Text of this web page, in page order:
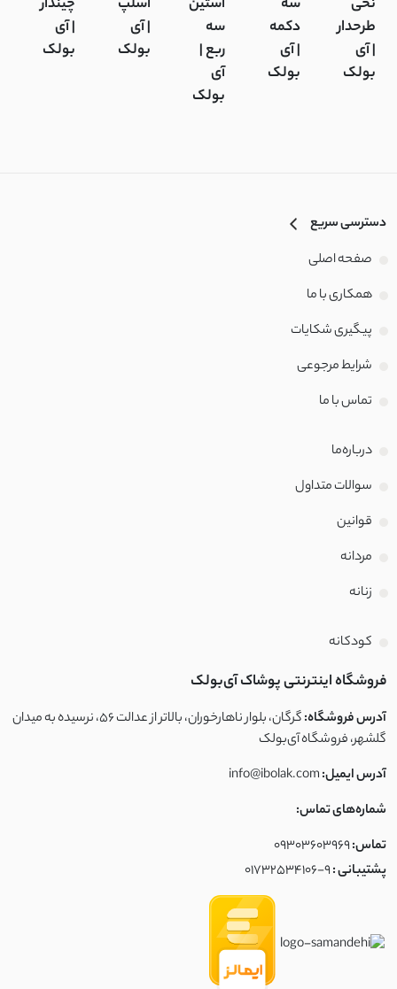
نخی
طرحدار
| آی
بولک
سه
دکمه
| آی
بولک
آستین
سه
ربع |
آی
بولک
اسلپ
| آی
بولک
چیندار
| آی
بولک
دسترسی سریع
صفحه اصلی
همکاری با ما
پیگیری شکایات
شرایط مرجوعی
تماس با‌ ما
درباره‌ما
سوالات متداول
قوانین
مردانه
زنانه
کودکانه
فروشگاه اینترنتی پوشاک آی‌بولک
آدرس فروشگاه:
گرگان، بلوار ناهارخوران، بالاتر از عدالت ۵۶، نرسیده به میدان
گلشهر، فروشگاه آی‌بولک
آدرس ایمیل:info@ibolak.com
شماره‌های تماس:
تماس:09303603969
پشتیبانی :01732534106-9